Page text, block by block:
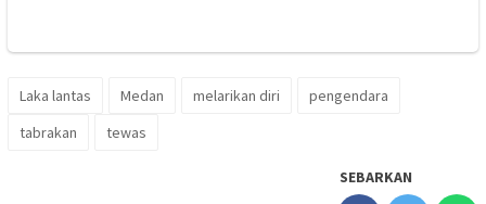
Laka lantas Medan melarikan diri
pengendara
tabrakan
tewas
SEBARKAN